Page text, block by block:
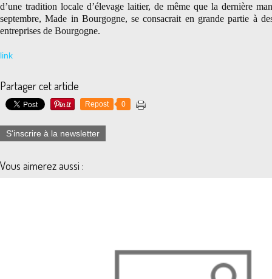
d’une tradition locale d’élevage laitier, de même que la dernière
septembre, Made in Bourgogne, se consacrait en grande partie à
entreprises de Bourgogne.
link
Partager cet article
Repost 0
S'inscrire à la newsletter
Vous aimerez aussi :